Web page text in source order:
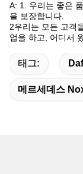
A: 1. 우리는 좋은
을 보장합니다.
2우리는 모든 고객
업을 하고, 어디서
태그:
메르세데스